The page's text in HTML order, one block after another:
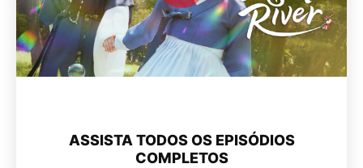
ASSISTA TODOS OS EPISÓDIOS
COMPLETOS